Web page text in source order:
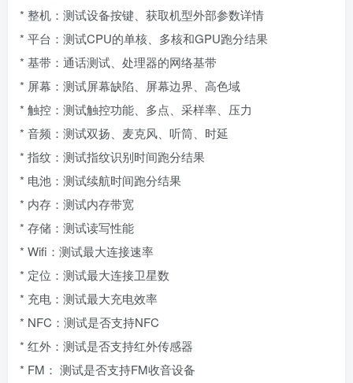
* 整机：测试设备按键、获取机型外部参数详情
* 平台：测试CPU的单核、多核和GPU跑分结果
* 基带：通话测试、处理器的网络基带
* 屏幕：测试屏幕缺陷、屏幕边界、高色域
* 触控：测试触控功能、多点、采样率、压力
* 音频：测试双扬、麦克风、听筒、时延
* 指纹：测试指纹识别时间跑分结果
* 电池：测试续航时间跑分结果
* 内存：测试内存带宽
* 存储：测试读写性能
* Wifi：测试最大连接速率
* 定位：测试最大连接卫星数
* 充电：测试最大充电效率
* NFC：测试是否支持NFC
* 红外：测试是否支持红外传感器
* FM： 测试是否支持FM收音设备